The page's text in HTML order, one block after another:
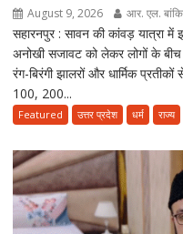
August 9, 2026 आर. एल.
सहारनपुर : सावन की कांवड़ यात्रा
अनोखी सजावट को लेकर लोगों के
रंग-बिरंगी झालरों और धार्मिक
100, 200...
Featured उत्तर प्रदेश धर्म राज्य